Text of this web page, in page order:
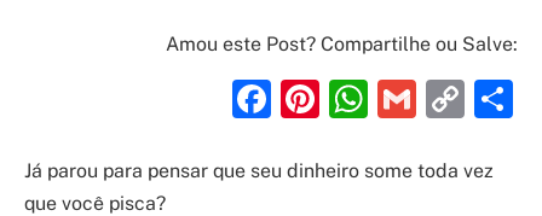
Amou este Post? Compartilhe ou Salve:
Facebook
Pinterest
Gmail
Já parou para pensar que seu dinheiro some toda vez
que você pisca?